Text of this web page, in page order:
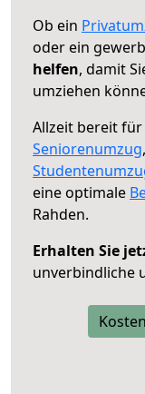
Ob ein
oder ein
helfen, damit
umziehen
Allzeit bereit
Seniorenumzug,
eine optimale
Rahden.
Erhalten Sie
unverbindliche